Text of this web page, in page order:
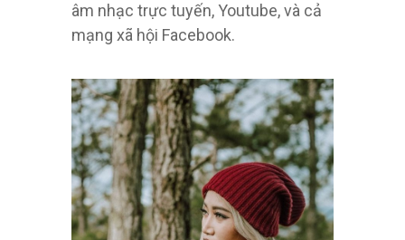
âm nhạc trực tuyến, Youtube, và cả
mạng xã hội Facebook.